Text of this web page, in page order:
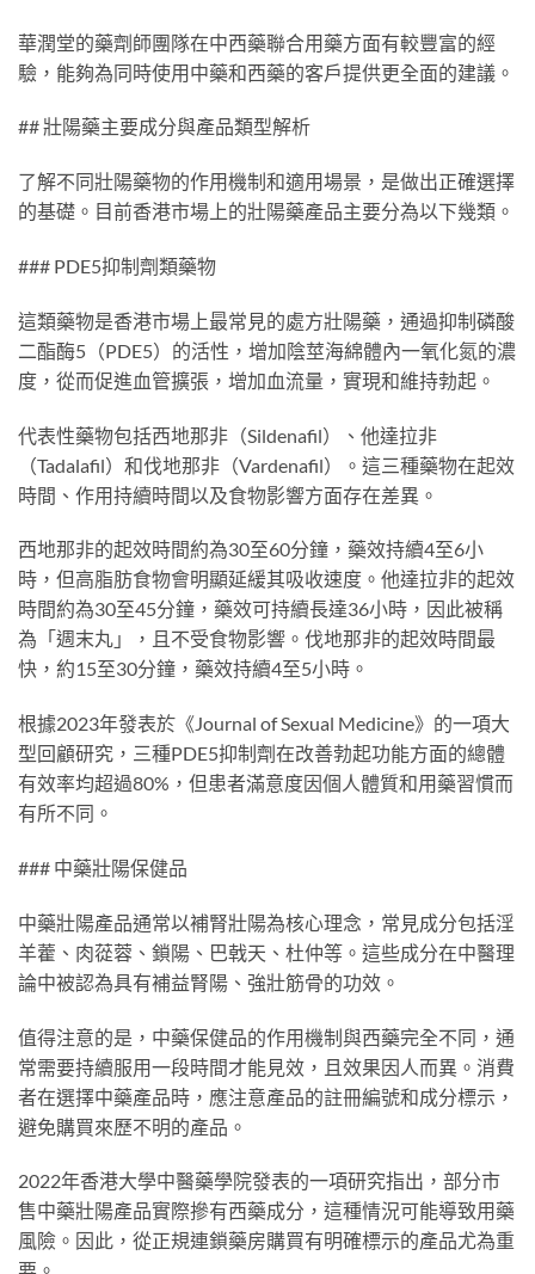
華潤堂的藥劑師團隊在中西藥聯合用藥方面有較豐富的經
驗，能夠為同時使用中藥和西藥的客戶提供更全面的建議。
## 壯陽藥主要成分與產品類型解析
了解不同壯陽藥物的作用機制和適用場景，是做出正確選擇
的基礎。目前香港市場上的壯陽藥產品主要分為以下幾類。
### PDE5抑制劑類藥物
這類藥物是香港市場上最常見的處方壯陽藥，通過抑制磷酸
二酯酶5（PDE5）的活性，增加陰莖海綿體內一氧化氮的濃
度，從而促進血管擴張，增加血流量，實現和維持勃起。
代表性藥物包括西地那非（Sildenafil）、他達拉非
（Tadalafil）和伐地那非（Vardenafil）。這三種藥物在起效
時間、作用持續時間以及食物影響方面存在差異。
西地那非的起效時間約為30至60分鐘，藥效持續4至6小
時，但高脂肪食物會明顯延緩其吸收速度。他達拉非的起效
時間約為30至45分鐘，藥效可持續長達36小時，因此被稱
為「週末丸」，且不受食物影響。伐地那非的起效時間最
快，約15至30分鐘，藥效持續4至5小時。
根據2023年發表於《Journal of Sexual Medicine》的一項大
型回顧研究，三種PDE5抑制劑在改善勃起功能方面的總體
有效率均超過80%，但患者滿意度因個人體質和用藥習慣而
有所不同。
### 中藥壯陽保健品
中藥壯陽產品通常以補腎壯陽為核心理念，常見成分包括淫
羊藿、肉蓯蓉、鎖陽、巴戟天、杜仲等。這些成分在中醫理
論中被認為具有補益腎陽、強壯筋骨的功效。
值得注意的是，中藥保健品的作用機制與西藥完全不同，通
常需要持續服用一段時間才能見效，且效果因人而異。消費
者在選擇中藥產品時，應注意產品的註冊編號和成分標示，
避免購買來歷不明的產品。
2022年香港大學中醫藥學院發表的一項研究指出，部分市
售中藥壯陽產品實際摻有西藥成分，這種情況可能導致用藥
風險。因此，從正規連鎖藥房購買有明確標示的產品尤為重